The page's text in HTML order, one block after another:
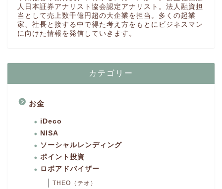
人日本証券アナリスト協会認定アナリスト。法人融資担
当として売上数千億円超の大企業を担当。多くの起業
家、社長と接する中で得た考え方をもとにビジネスマン
に向けた情報を発信していきます。
カテゴリー
お金
iDeco
NISA
ソーシャルレンディング
ポイント投資
ロボアドバイザー
THEO（テオ）